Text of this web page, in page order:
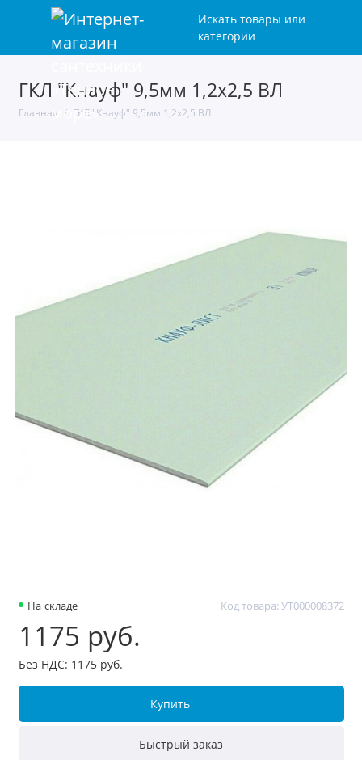
Искать товары или
категории
ГКЛ "Кнауф" 9,5мм 1,2х2,5 ВЛ
Главная ГКЛ "Кнауф" 9,5мм 1,2х2,5 ВЛ
На складе Код товара: УТ000008372
1175 руб.
Без НДС: 1175 руб.
Купить
Быстрый заказ